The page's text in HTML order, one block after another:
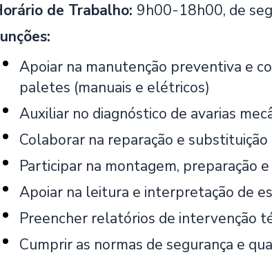
de Trabalho: 9h00-18h00, de
Apoiar na manutenção preventiva e
paletes (manuais e elétricos)
Auxiliar no diagnóstico de avarias
Colaborar na reparação e
Participar na montagem, preparação
Apoiar na leitura e interpretação de
Preencher relatórios de intervenção
Cumprir as normas de segurança e